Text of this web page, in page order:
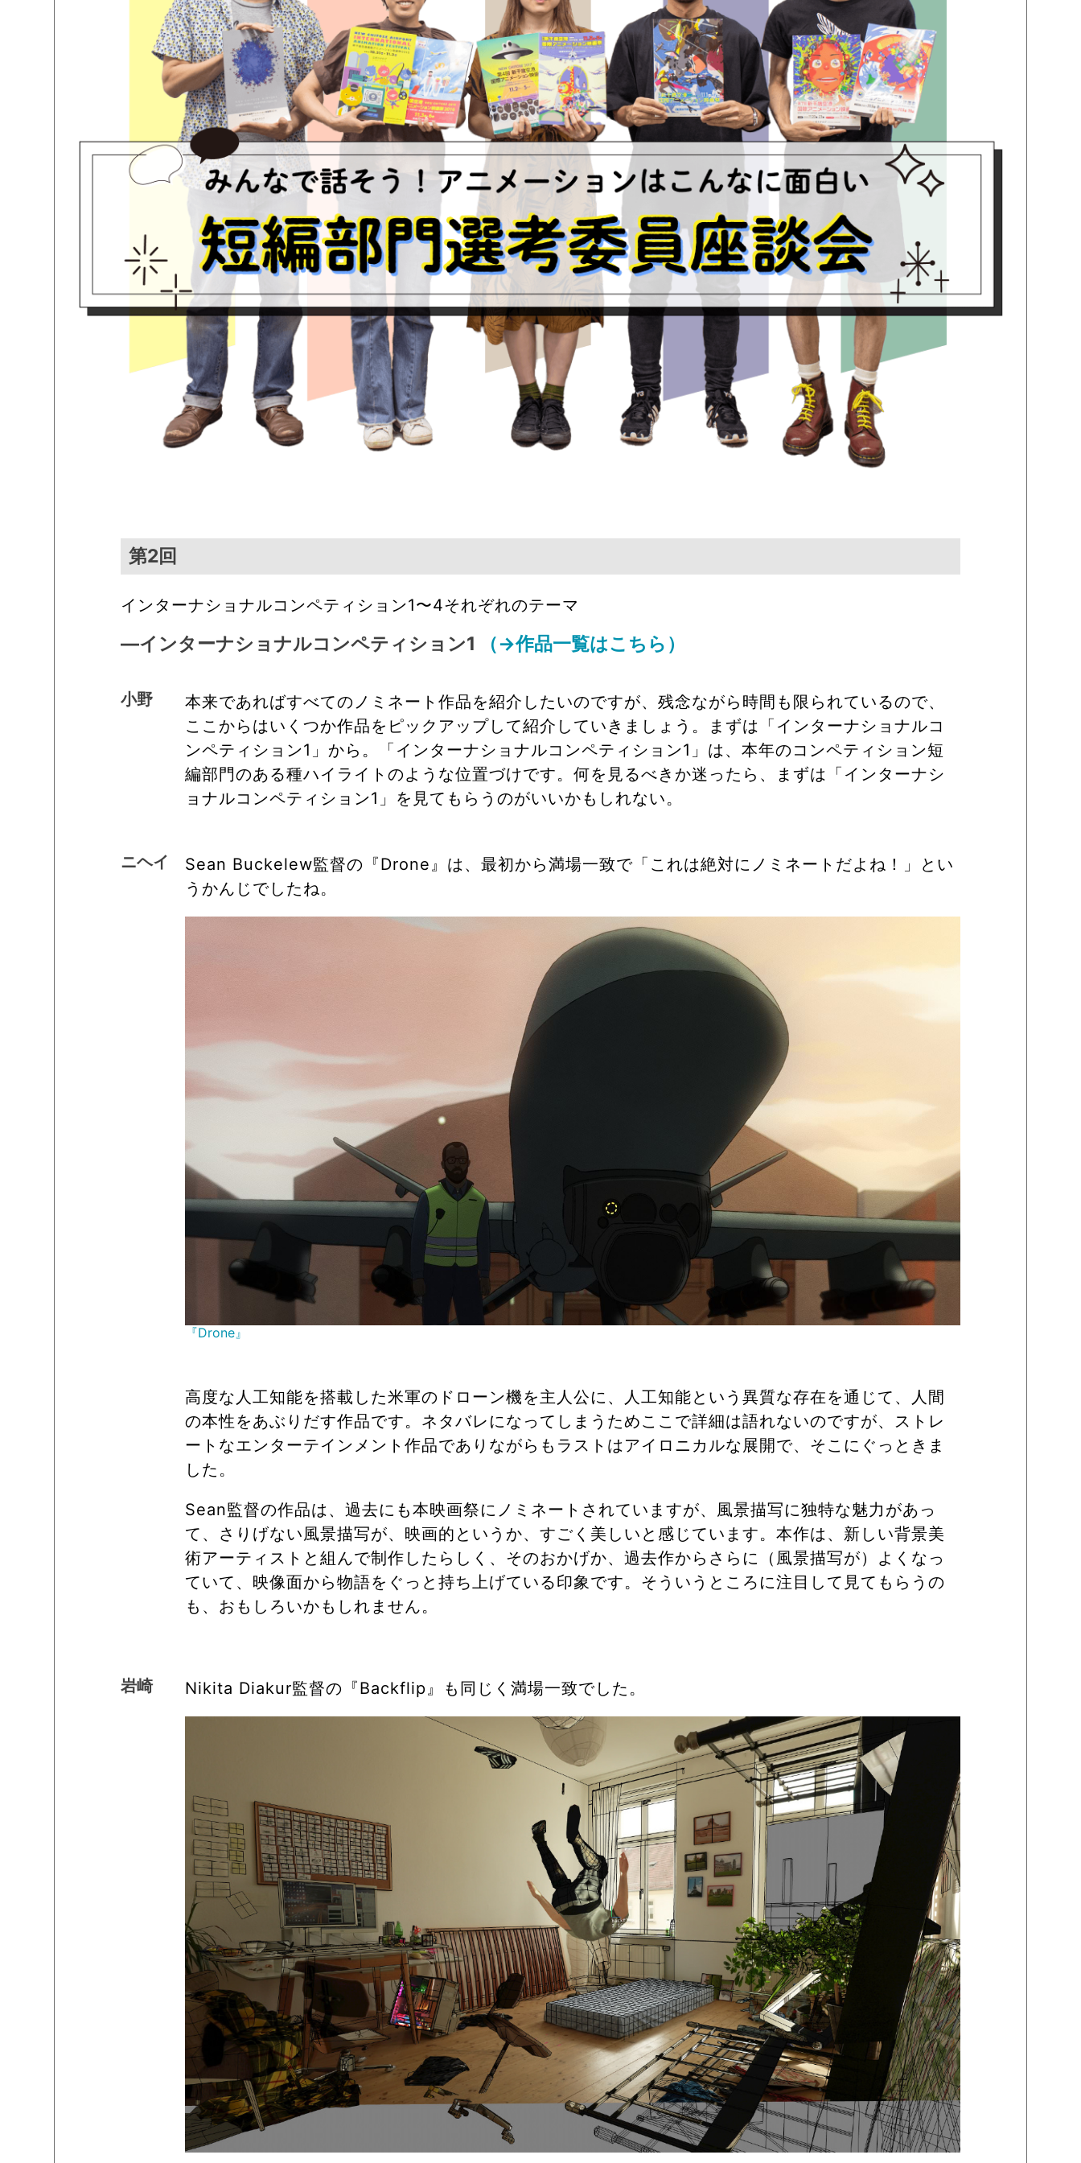
第2回
インターナショナルコンペティション1〜4それぞれのテーマ
―インターナショナルコンペティション1 （→作品一覧はこちら）
小野
本来であればすべてのノミネート作品を紹介したいのですが、残念ながら時間も限られているので、
ここからはいくつか作品をピックアップして紹介していきましょう。まずは「インターナショナルコ
ンペティション1」から。「インターナショナルコンペティション1」は、本年のコンペティション短
編部門のある種ハイライトのような位置づけです。何を見るべきか迷ったら、まずは「インターナシ
ョナルコンペティション1」を見てもらうのがいいかもしれない。
ニヘイ
Sean Buckelew監督の『Drone』は、最初から満場一致で「これは絶対にノミネートだよね！」とい
うかんじでしたね。
『Drone』
高度な人工知能を搭載した米軍のドローン機を主人公に、人工知能という異質な存在を通じて、人間
の本性をあぶりだす作品です。ネタバレになってしまうためここで詳細は語れないのですが、ストレ
ートなエンターテインメント作品でありながらもラストはアイロニカルな展開で、そこにぐっときま
した。
Sean監督の作品は、過去にも本映画祭にノミネートされていますが、風景描写に独特な魅力があっ
て、さりげない風景描写が、映画的というか、すごく美しいと感じています。本作は、新しい背景美
術アーティストと組んで制作したらしく、そのおかげか、過去作からさらに（風景描写が）よくなっ
ていて、映像面から物語をぐっと持ち上げている印象です。そういうところに注目して見てもらうの
も、おもしろいかもしれません。
岩崎 Nikita Diakur監督の『Backflip』も同じく満場一致でした。